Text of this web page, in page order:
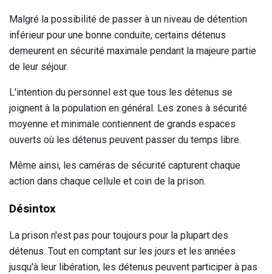
Malgré la possibilité de passer à un niveau de détention
inférieur pour une bonne conduite, certains détenus
demeurent en sécurité maximale pendant la majeure partie
de leur séjour.
L'intention du personnel est que tous les détenus se
joignent à la population en général. Les zones à sécurité
moyenne et minimale contiennent de grands espaces
ouverts où les détenus peuvent passer du temps libre.
Même ainsi, les caméras de sécurité capturent chaque
action dans chaque cellule et coin de la prison.
Désintox
La prison n'est pas pour toujours pour la plupart des
détenus. Tout en comptant sur les jours et les années
jusqu'à leur libération, les détenus peuvent participer à pas